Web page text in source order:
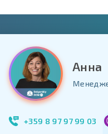
для заполнения
форму
Анна
+359 8 97 97 99 03